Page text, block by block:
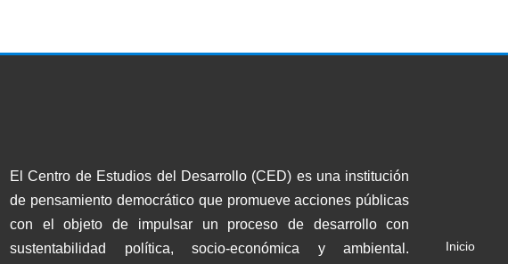
El Centro de Estudios del Desarrollo (CED) es una institución
de pensamiento democrático que promueve acciones públicas
con el objeto de impulsar un proceso de desarrollo con
sustentabilidad política, socio-económica y ambiental.
Inicio